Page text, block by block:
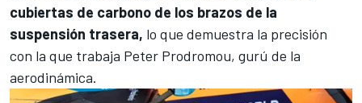
cubiertas de carbono de los brazos de la
suspensión trasera, lo que demuestra la precisión
con la que trabaja Peter Prodromou, gurú de la
aerodinámica.